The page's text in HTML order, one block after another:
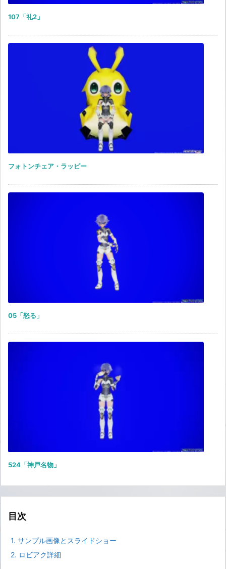
107「礼2」
フォトンチェア・ラッピー
05「怒る」
524「神戸名物」
目次
1. サンプル画像とスライドショー
2. ロビアク詳細